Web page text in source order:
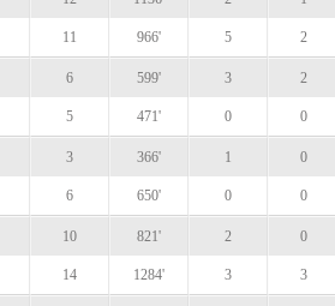
11 966' 5 2
6 599' 3 2
5 471' 0 0
3 366' 1 0
6 650' 0 0
10 821' 2 0
14 1284' 3 3